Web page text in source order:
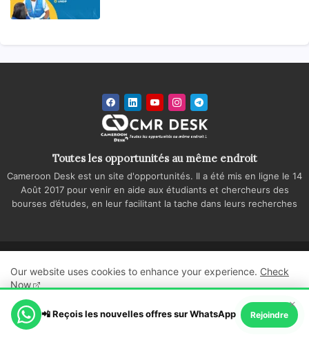
Toutes les opportunités au même endroit
Cameroon Desk est un site d'opportunités. Il a été mis en ligne le 14
Août 2017 pour venir en aide aux étudiants et chercheurs des
bourses d’études, en leur facilitant la tache dans leurs recherches
Cameroon Desk
Politique de confidentialité
Regie publicitaire
Our website uses cookies to enhance your experience. Check
Now
Ok, Go it!
×
📲 Reçois les nouvelles offres sur WhatsApp Rejoindre